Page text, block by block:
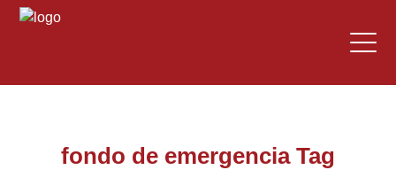
fondo de emergencia Tag